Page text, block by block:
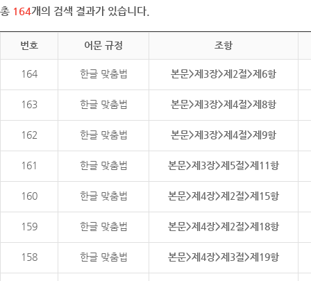
총 164개의 검색 결과가 있습니다.
번호 어문 규정 조항
164 한글 맞춤법 본문>제3장>제2절>제6항
163 한글 맞춤법 본문>제3장>제4절>제8항
162 한글 맞춤법 본문>제3장>제4절>제9항
161 한글 맞춤법 본문>제3장>제5절>제11항
160 한글 맞춤법 본문>제4장>제2절>제15항
159 한글 맞춤법 본문>제4장>제2절>제18항
158 한글 맞춤법 본문>제4장>제3절>제19항